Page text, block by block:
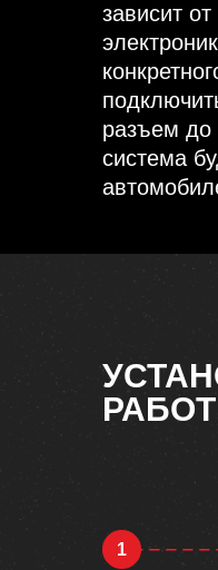
зависит
разъем до
система
1